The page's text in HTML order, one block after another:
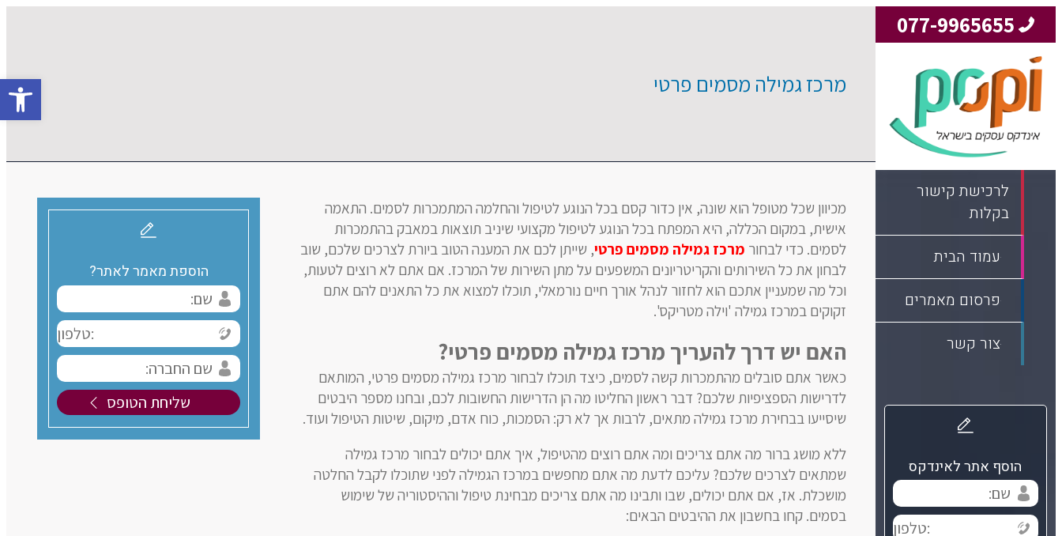
פתח
077-9965655
לרכישת קישור
בקלות
עמוד הבית
פרסום מאמרים
צור קשר
הוסף אתר לאינדקס
מרכז גמילה מסמים פרטי
מכיוון שכל מטופל הוא שונה, אין כדור קסם בכל הנוגע לטיפול והחלמה המתמכרות לסמים. התאמה
אישית, במקום הכללה, היא המפתח בכל הנוגע לטיפול מקצועי שיניב תוצאות במאבק בהתמכרות
לסמים. כדי לבחור מרכז גמילה מסמים פרטי, שייתן לכם את המענה הטוב ביורת לצרכים שלכם, שוב
לבחון את כל השירותים והקריטריונים המשפעים על מתן השירות של המרכז. אם אתם לא רוצים לטעות,
וכל מה שמעניין אתכם הוא לחזור לנהל אורך חיים נורמאלי, תוכלו למצוא את כל התאנים להם אתם
זקוקים במרכז גמילה 'וילה מטריקס'.
האם יש דרך להעריך מרכז גמילה מסמים פרטי?
כאשר אתם סובלים מהתמכרות קשה לסמים, כיצד תוכלו לבחור מרכז גמילה מסמים פרטי, המותאם
לדרישות הספציפיות שלכם? דבר ראשון החליטו מה הן הדרישות החשובות לכם, ובחנו מספר היבטים
שיסייעו בבחירת מרכז גמילה מתאים, לרבות אך לא רק: הסמכות, כוח אדם, מיקום, שיטות הטיפול ועוד.
ללא מושג ברור מה אתם צריכים ומה אתם רוצים מהטיפול, איך אתם יכולים לבחור מרכז גמילה
שמתאים לצרכים שלכם? עליכם לדעת מה אתם מחפשים במרכז הגמילה לפני שתוכלו לקבל החלטה
מושכלת. אז, אם אתם יכולים, שבו ותבינו מה אתם צריכים מבחינת טיפול וההיסטוריה של שימוש
בסמים. קחו בחשבון את ההיבטים הבאים:
הוספת מאמר לאתר?